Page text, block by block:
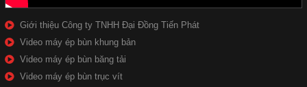
Giới thiệu Công ty TNHH Đại Đồng Tiến Phát
Video máy ép bùn khung bản
Video máy ép bùn băng tải
Video máy ép bùn trục vít